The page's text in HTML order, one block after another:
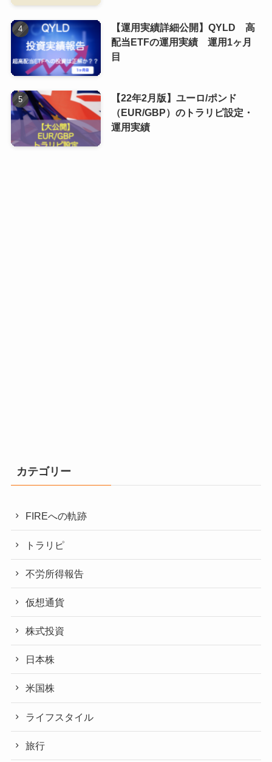
【運用実績詳細公開】QYLD 高
配当ETFの運用実績 運用1ヶ月
目
【22年2月版】ユーロ/ポンド
（EUR/GBP）のトラリピ設定・
運用実績
カテゴリー
FIREへの軌跡
トラリピ
不労所得報告
仮想通貨
株式投資
日本株
米国株
ライフスタイル
旅行